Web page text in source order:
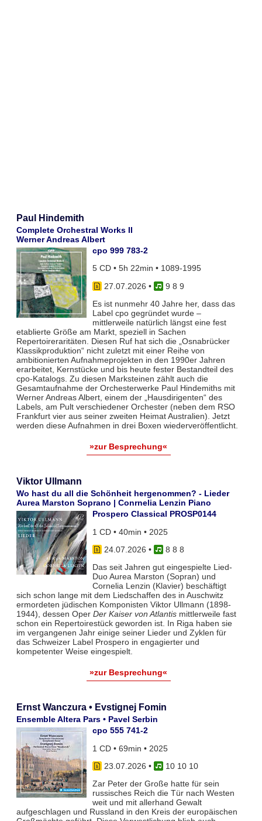
Paul Hindemith
Complete Orchestral Works II
Werner Andreas Albert
cpo 999 783-2
5 CD • 5h 22min • 1089-1995
27.07.2026 •
9 8 9
Es ist nunmehr 40 Jahre her, dass das
Label cpo gegründet wurde –
mittlerweile natürlich längst eine fest
etablierte Größe am Markt, speziell in Sachen
Repertoireraritäten. Diesen Ruf hat sich die „Osnabrücker
Klassikproduktion“ nicht zuletzt mit einer Reihe von
ambitionierten Aufnahmeprojekten in den 1990er Jahren
erarbeitet, Kernstücke und bis heute fester Bestandteil des
cpo-Katalogs. Zu diesen Marksteinen zählt auch die
Gesamtaufnahme der Orchesterwerke Paul Hindemiths mit
Werner Andreas Albert, einem der „Hausdirigenten“ des
Labels, am Pult verschiedener Orchester (neben dem RSO
Frankfurt vier aus seiner zweiten Heimat Australien). Jetzt
werden diese Aufnahmen in drei Boxen wiederveröffentlicht.
»zur Besprechung«
Viktor Ullmann
Wo hast du all die Schönheit hergenommen? - Lieder
Aurea Marston Soprano | Conrnelia Lenzin Piano
Prospero Classical PROSP0144
1 CD • 40min • 2025
24.07.2026 •
8 8 8
Das seit Jahren gut eingespielte Lied-
Duo Aurea Marston (Sopran) und
Cornelia Lenzin (Klavier) beschäftigt
sich schon lange mit dem Liedschaffen des in Auschwitz
ermordeten jüdischen Komponisten Viktor Ullmann (1898-
1944), dessen Oper Der Kaiser von Atlantismittlerweile fast
schon ein Repertoirestück geworden ist. In Riga haben sie
im vergangenen Jahr einige seiner Lieder und Zyklen für
das Schweizer Label Prospero in engagierter und
kompetenter Weise eingespielt.
»zur Besprechung«
Ernst Wanczura • Evstignej Fomin
Ensemble Altera Pars • Pavel Serbin
cpo 555 741-2
1 CD • 69min • 2025
23.07.2026 •
10 10 10
Zar Peter der Große hatte für sein
russisches Reich die Tür nach Westen
weit und mit allerhand Gewalt
aufgeschlagen und Russland in den Kreis der europäischen